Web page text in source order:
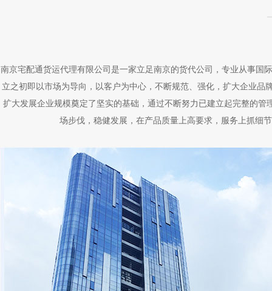
南京宅配通货运代理有限公司是一家立足南京的货代公司，专业从事
立之初即以市场为导向，以客户为中心，不断规范、强化，扩大企业
扩大发展企业规模奠定了坚实的基础，通过不断努力已建立起完整的
场步伐，稳健发展，在产品质量上高要求，服务上抓细